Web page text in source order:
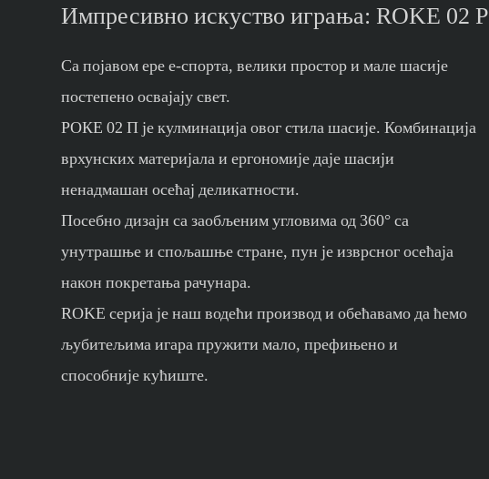
Импресивно искуство играња: ROKE 02 P
Са појавом ере е-спорта, велики простор и мале шасије
постепено освајају свет.
РОКЕ 02 П је кулминација овог стила шасије. Комбинација
врхунских материјала и ергономије даје шасији
ненадмашан осећај деликатности.
Посебно дизајн са заобљеним угловима од 360° са
унутрашње и спољашње стране, пун је изврсног осећаја
након покретања рачунара.
ROKE серија је наш водећи производ и обећавамо да ћемо
љубитељима игара пружити мало, префињено и
способније кућиште.